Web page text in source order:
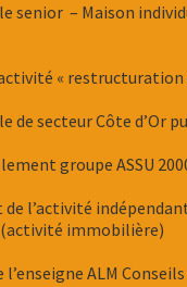
– Maison
« restructuration
secteur Côte d’Or
groupe ASSU
de l’activité
(activité immobilière)
l’enseigne ALM